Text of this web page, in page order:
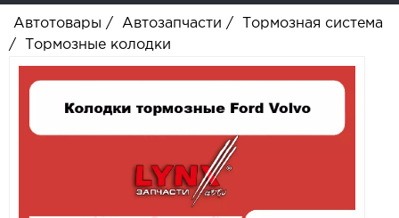
Автотовары / Автозапчасти /
Тормозная система
/
Тормозные колодки